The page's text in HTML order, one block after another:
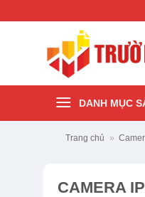
DANH MỤC
Trang chủ »
CAMERA